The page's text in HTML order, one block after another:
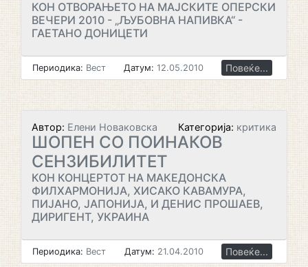
КОН ОТВОРАЊЕТО НА МАЈСКИТЕ ОПЕРСКИ
ВЕЧЕРИ 2010 - „ЉУБОВНА НАПИВКА“ -
ГАЕТАНО ДОНИЦЕТИ
Периодика: Вест Датум: 12.05.2010 Повеќе...
Автор: Елени Новаковска Категорија: критика
ШОПЕН СО ПОИНАКОВ
СЕНЗИБИЛИТЕТ
КОН КОНЦЕРТОТ НА МАКЕДОНСКА
ФИЛХАРМОНИЈА, ХИСАКО КАВАМУРА,
ПИЈАНО, ЈАПОНИЈА, И ДЕНИС ПРОШАЕВ,
ДИРИГЕНТ, УКРАИНА
Периодика: Вест Датум: 21.04.2010 Повеќе...